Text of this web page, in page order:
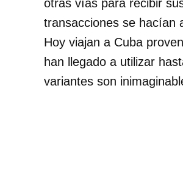
otras vías para recibir
transacciones se hacían
Hoy viajan a Cuba
han llegado a utilizar
variantes son